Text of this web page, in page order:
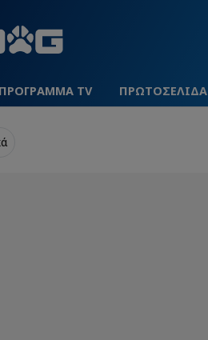
ΠΡΟΓΡΑΜΜΑ TV ΠΡΩΤΟΣΕΛΙΔΑ